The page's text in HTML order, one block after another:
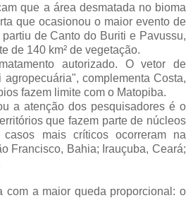
que a área desmatada no bioma
que ocasionou o maior evento de
de Canto do Buriti e Pavussu,
de 140 km² de vegetação.
autorizado. O vetor de
complementa Costa,
fazem limite com o Matopiba.
a atenção dos pesquisadores é o
que fazem parte de núcleos
mais críticos ocorreram na
Francisco, Bahia; Irauçuba, Ceará;
com a maior queda proporcional: o